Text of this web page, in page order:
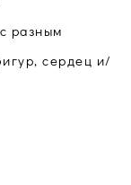
разным
сердец и/